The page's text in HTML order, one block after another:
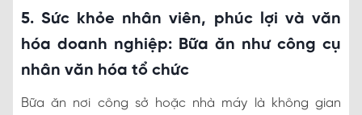
5. Sức khỏe nhân viên, phúc lợi và văn
hóa doanh nghiệp: Bữa ăn như công cụ
nhân văn hóa tổ chức
Bữa ăn nơi công sở hoặc nhà máy là không gian